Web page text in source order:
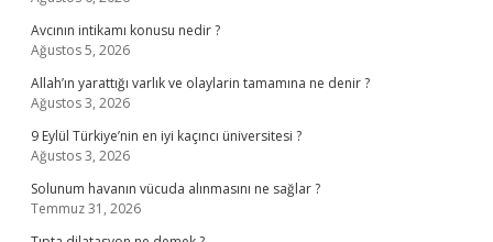
Avcının intikamı konusu nedir ?
Ağustos 5, 2026
Allah’ın yarattığı varlık ve olaylarin tamamına ne denir ?
Ağustos 3, 2026
9 Eylül Türkiye’nin en iyi kaçıncı üniversitesi ?
Ağustos 3, 2026
Solunum havanın vücuda alınmasını ne sağlar ?
Temmuz 31, 2026